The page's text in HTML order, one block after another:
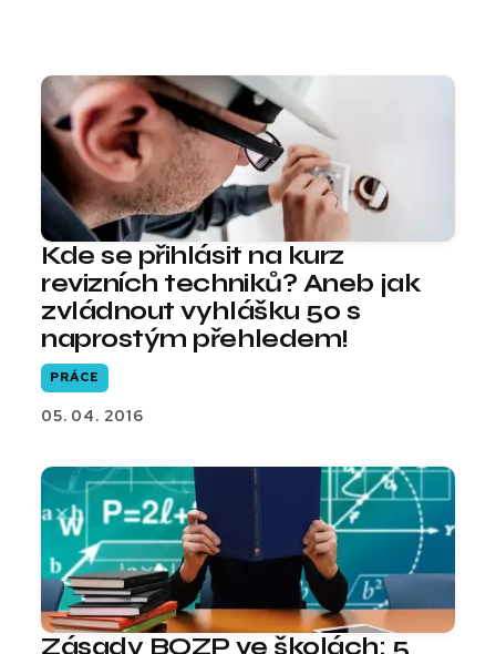
Kde se přihlásit na kurz
revizních techniků? Aneb jak
zvládnout vyhlášku 50 s
naprostým přehledem!
PRÁCE
05. 04. 2016
Zásady BOZP ve školách: 5